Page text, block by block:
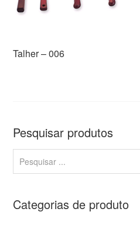
Talher – 006
Pesquisar produtos
Categorias de produto